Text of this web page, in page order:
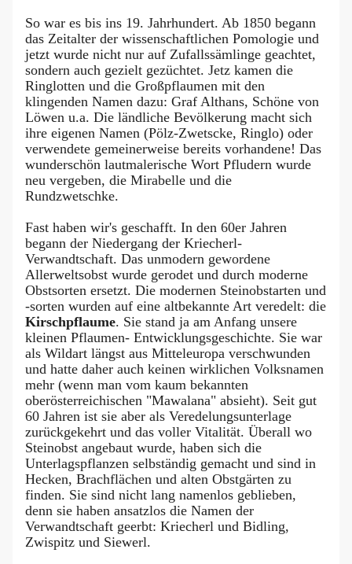
So war es bis ins 19. Jahrhundert. Ab 1850 begann
das Zeitalter der wissenschaftlichen Pomologie und
jetzt wurde nicht nur auf Zufallssämlinge geachtet,
sondern auch gezielt gezüchtet. Jetz kamen die
Ringlotten und die Großpflaumen mit den
klingenden Namen dazu: Graf Althans, Schöne von
Löwen u.a. Die ländliche Bevölkerung macht sich
ihre eigenen Namen (Pölz-Zwetscke, Ringlo) oder
verwendete gemeinerweise bereits vorhandene! Das
wunderschön lautmalerische Wort Pfludern wurde
neu vergeben, die Mirabelle und die
Rundzwetschke.
Fast haben wir's geschafft. In den 60er Jahren
begann der Niedergang der Kriecherl-
Verwandtschaft. Das unmodern gewordene
Allerweltsobst wurde gerodet und durch moderne
Obstsorten ersetzt. Die modernen Steinobstarten und
-sorten wurden auf eine altbekannte Art veredelt: die
Kirschpflaume. Sie stand ja am Anfang unsere
kleinen Pflaumen- Entwicklungsgeschichte. Sie war
als Wildart längst aus Mitteleuropa verschwunden
und hatte daher auch keinen wirklichen Volksnamen
mehr (wenn man vom kaum bekannten
oberösterreichischen "Mawalana" absieht). Seit gut
60 Jahren ist sie aber als Veredelungsunterlage
zurückgekehrt und das voller Vitalität. Überall wo
Steinobst angebaut wurde, haben sich die
Unterlagspflanzen selbständig gemacht und sind in
Hecken, Brachflächen und alten Obstgärten zu
finden. Sie sind nicht lang namenlos geblieben,
denn sie haben ansatzlos die Namen der
Verwandtschaft geerbt: Kriecherl und Bidling,
Zwispitz und Siewerl.